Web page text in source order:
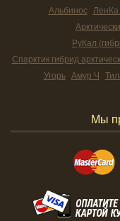
Альбинос ЛенКа
РуКал
Спарктик гибрид
Угорь Амур Ч
Мы